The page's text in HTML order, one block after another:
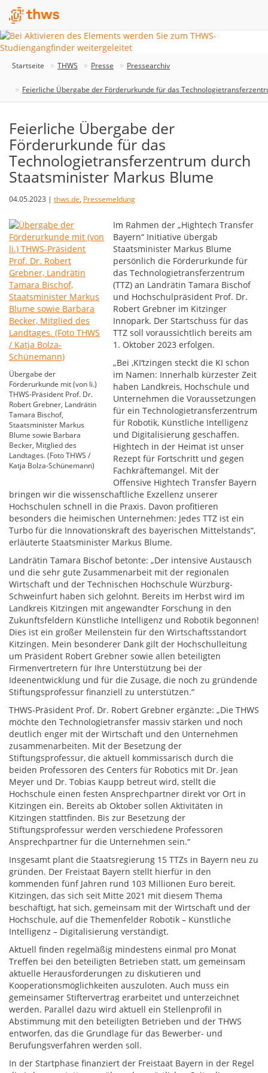
Startseite THWS Presse Pressearchiv
Feierliche Übergabe der Förderurkunde für das
Feierliche Übergabe der
Förderurkunde für das
Technologietransferzentrum durch
Staatsminister Markus Blume
04.05.2023 | thws.de, Pressemeldung
Übergabe der
Förderurkunde mit (von li.)
THWS-Präsident Prof. Dr.
Robert Grebner, Landrätin
Tamara Bischof,
Staatsminister Markus
Blume sowie Barbara
Becker, Mitglied des
Landtages. (Foto THWS /
Katja Bolza-Schünemann)
Im Rahmen der „Hightech Transfer
Bayern“ Initiative übergab
Staatsminister Markus Blume
persönlich die Förderurkunde für
das Technologietransferzentrum
(TTZ) an Landrätin Tamara Bischof
und Hochschulpräsident Prof. Dr.
Robert Grebner im Kitzinger
Innopark. Der Startschuss für das
TTZ soll voraussichtlich bereits am
1. Oktober 2023 erfolgen.
„Bei ‚KI‘tzingen steckt die KI schon
im Namen: Innerhalb kürzester Zeit
haben Landkreis, Hochschule und
Unternehmen die Voraussetzungen
für ein Technologietransferzentrum
für Robotik, Künstliche Intelligenz
und Digitalisierung geschaffen.
Hightech in der Heimat ist unser
Rezept für Fortschritt und gegen
Fachkräftemangel. Mit der
Offensive Hightech Transfer Bayern
bringen wir die wissenschaftliche Exzellenz unserer
Hochschulen schnell in die Praxis. Davon profitieren
besonders die heimischen Unternehmen: Jedes TTZ ist ein
Turbo für die Innovationskraft des bayerischen Mittelstands“,
erläuterte Staatsminister Markus Blume.
Landrätin Tamara Bischof betonte: „Der intensive Austausch
und die sehr gute Zusammenarbeit mit der regionalen
Wirtschaft und der Technischen Hochschule Würzburg-
Schweinfurt haben sich gelohnt. Bereits im Herbst wird im
Landkreis Kitzingen mit angewandter Forschung in den
Zukunftsfeldern Künstliche Intelligenz und Robotik begonnen!
Dies ist ein großer Meilenstein für den Wirtschaftsstandort
Kitzingen. Mein besonderer Dank gilt der Hochschulleitung
um Präsident Robert Grebner sowie allen beteiligten
Firmenvertretern für Ihre Unterstützung bei der
Ideenentwicklung und für die Zusage, die noch zu gründende
Stiftungsprofessur finanziell zu unterstützen.“
THWS-Präsident Prof. Dr. Robert Grebner ergänzte: „Die THWS
möchte den Technologietransfer massiv stärken und noch
deutlich enger mit der Wirtschaft und den Unternehmen
zusammenarbeiten. Mit der Besetzung der
Stiftungsprofessur, die aktuell kommissarisch durch die
beiden Professoren des Centers für Robotics mit Dr. Jean
Meyer und Dr. Tobias Kaupp betreut wird, stellt die
Hochschule einen festen Ansprechpartner direkt vor Ort in
Kitzingen ein. Bereits ab Oktober sollen Aktivitäten in
Kitzingen stattfinden. Bis zur Besetzung der
Stiftungsprofessur werden verschiedene Professoren
Ansprechpartner für die Unternehmen sein.“
Insgesamt plant die Staatsregierung 15 TTZs in Bayern neu zu
gründen. Der Freistaat Bayern stellt hierfür in den
kommenden fünf Jahren rund 103 Millionen Euro bereit.
Kitzingen, das sich seit Mitte 2021 mit diesem Thema
beschäftigt, hat sich, gemeinsam mit der Wirtschaft und der
Hochschule, auf die Themenfelder Robotik – Künstliche
Intelligenz – Digitalisierung verständigt.
Aktuell finden regelmäßig mindestens einmal pro Monat
Treffen bei den beteiligten Betrieben statt, um gemeinsam
aktuelle Herausforderungen zu diskutieren und
Kooperationsmöglichkeiten auszuloten. Auch muss ein
gemeinsamer Stiftervertrag erarbeitet und unterzeichnet
werden. Parallel dazu wird aktuell ein Stellenprofil in
Abstimmung mit den beteiligten Betrieben und der THWS
entworfen, das die Grundlage für das Bewerber- und
Berufungsverfahren werden soll.
In der Startphase finanziert der Freistaat Bayern in der Regel